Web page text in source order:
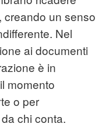
creando un senso
Nel
ai documenti
è in
momento
o per
chi conta.